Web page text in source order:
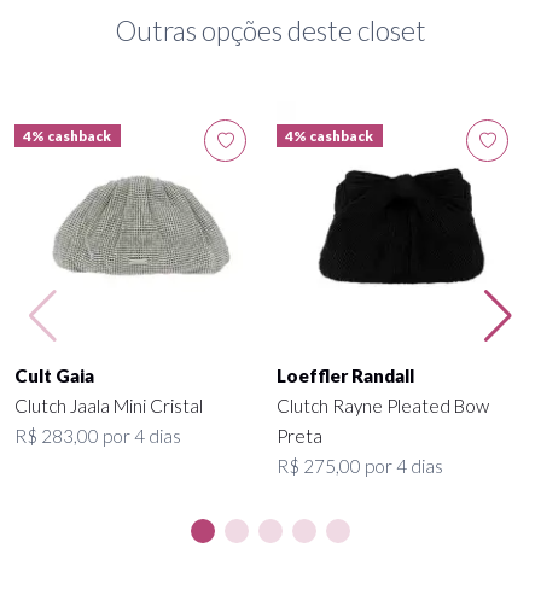
Outras opções deste closet
4% cashback
Cult Gaia
Clutch Jaala Mini Cristal
R$ 283,00 por 4 dias
4% cashback
Loeffler Randall
Clutch Rayne Pleated Bow
Preta
R$ 275,00 por 4 dias